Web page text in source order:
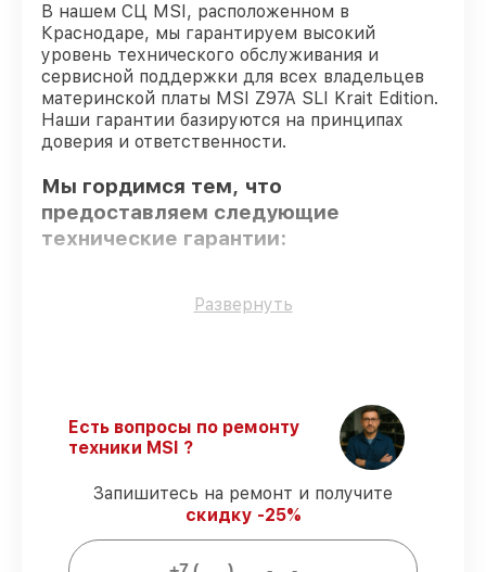
В нашем СЦ MSI, расположенном в
Краснодаре, мы гарантируем высокий
уровень технического обслуживания и
сервисной поддержки для всех владельцев
материнской платы MSI Z97A SLI Krait Edition.
Наши гарантии базируются на принципах
доверия и ответственности.
Мы гордимся тем, что
предоставляем следующие
технические гарантии:
Оригинальные детали– гарантируем
Точное соблюдение сроков
–
восстановление материнской платы Z97A
SLI Krait Edition выполняется строго в
оговоренные сроки.
Сервис с гарантией– все работы по
восстановлению проводятся с
официальной гарантией.
Развернуть
Есть вопросы по ремонту
техники MSI ?
Запишитесь на ремонт и получите
скидку -25%